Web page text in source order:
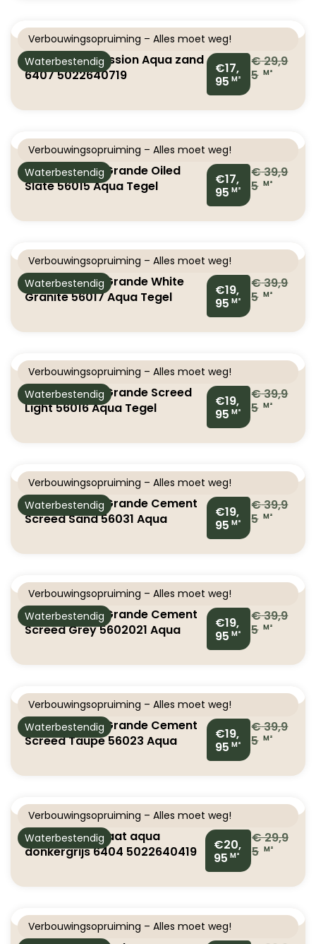
Verbouwingsopruiming – Alles moet weg!
Waterbestendig
Ambiant Expression Aqua zand
6407 5022640719
€17,
95 M²
€29,9
5 M²
Verbouwingsopruiming – Alles moet weg!
Waterbestendig
Classen Visio Grande Oiled
Slate 56015 Aqua Tegel
€17,
95 M²
€39,9
5 M²
Verbouwingsopruiming – Alles moet weg!
Waterbestendig
Classen Visio Grande White
Granite 56017 Aqua Tegel
€19,
95 M²
€39,9
5 M²
Verbouwingsopruiming – Alles moet weg!
Waterbestendig
Classen Visio Grande Screed
Light 56016 Aqua Tegel
€19,
95 M²
€39,9
5 M²
Verbouwingsopruiming – Alles moet weg!
Waterbestendig
Classen Visio Grande Cement
Screed Sand 56031 Aqua
€19,
95 M²
€39,9
5 M²
Verbouwingsopruiming – Alles moet weg!
Waterbestendig
Classen Visio Grande Cement
Screed Grey 5602021 Aqua
€19,
95 M²
€39,9
5 M²
Verbouwingsopruiming – Alles moet weg!
Waterbestendig
Classen Visio Grande Cement
Screed Taupe 56023 Aqua
€19,
95 M²
€39,9
5 M²
Verbouwingsopruiming – Alles moet weg!
Waterbestendig
Floorlife laminaat aqua
donkergrijs 6404 5022640419
€20,
95 M²
€29,9
5 M²
Verbouwingsopruiming – Alles moet weg!